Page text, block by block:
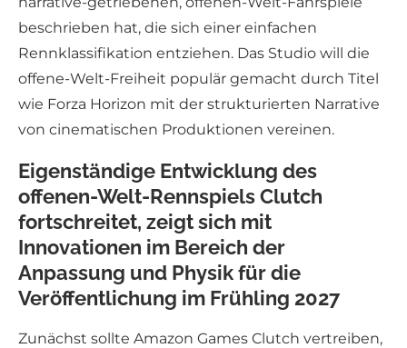
beschrieben hat, die sich einer einfachen
Rennklassifikation entziehen. Das Studio will die
offene-Welt-Freiheit populär gemacht durch Titel
wie Forza Horizon mit der strukturierten Narrative
von cinematischen Produktionen vereinen.
Eigenständige Entwicklung des
offenen-Welt-Rennspiels Clutch
fortschreitet, zeigt sich mit
Innovationen im Bereich der
Anpassung und Physik für die
Veröffentlichung im Frühling 2027
Zunächst sollte Amazon Games Clutch vertreiben,